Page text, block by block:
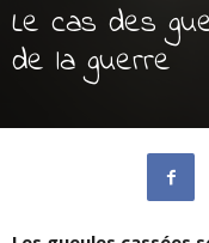
Le cas des
de la guerre